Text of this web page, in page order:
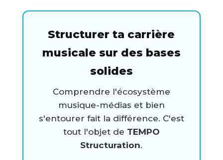
Structurer ta carrière
musicale sur des bases
solides
Comprendre l'écosystème
musique-médias et bien
s'entourer fait la différence. C'est
tout l'objet de TEMPO
Structuration.